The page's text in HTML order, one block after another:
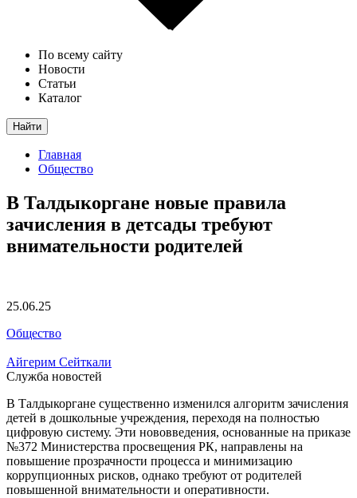
По всему сайту
Новости
Статьи
Каталог
Найти
Главная
Общество
В Талдыкоргане новые правила
зачисления в детсады требуют
внимательности родителей
25.06.25
Общество
Айгерим Сейткали
Служба новостей
В Талдыкоргане существенно изменился алгоритм зачисления
детей в дошкольные учреждения, переходя на полностью
цифровую систему. Эти нововведения, основанные на приказе
№372 Министерства просвещения РК, направлены на
повышение прозрачности процесса и минимизацию
коррупционных рисков, однако требуют от родителей
повышенной внимательности и оперативности.